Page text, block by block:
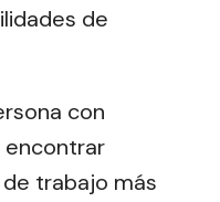
de
con
encontrar
trabajo más